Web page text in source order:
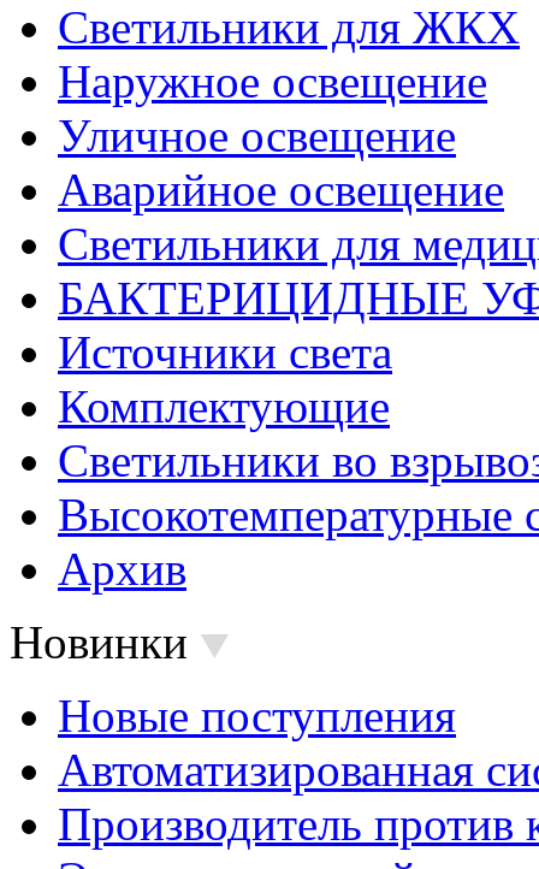
Светильники для ЖКХ
Наружное освещение
Уличное освещение
Аварийное освещение
Светильники для
БАКТЕРИЦИДНЫЕ
Источники света
Комплектующие
Светильники во
Высокотемпературные
Архив
Новинки
Новые поступления
Автоматизированная
Производитель против